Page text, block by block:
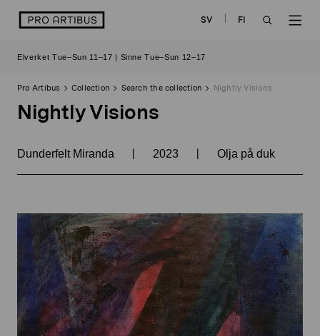
logo SV
FI
Elverket Tue–Sun 11–17 | Sinne Tue–Sun 12–17
Pro Artibus Collection Search the collection Nightly Visions
Nightly Visions
Dunderfelt Miranda | 2023 | Olja på duk